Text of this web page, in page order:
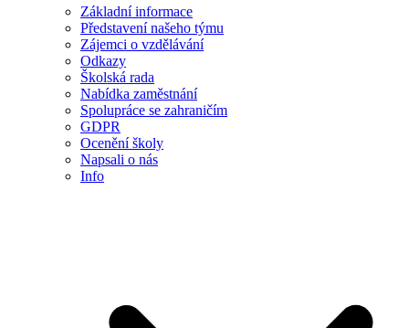
Základní informace
Představení našeho týmu
Zájemci o vzdělávání
Odkazy
Školská rada
Nabídka zaměstnání
Spolupráce se zahraničím
GDPR
Ocenění školy
Napsali o nás
Info